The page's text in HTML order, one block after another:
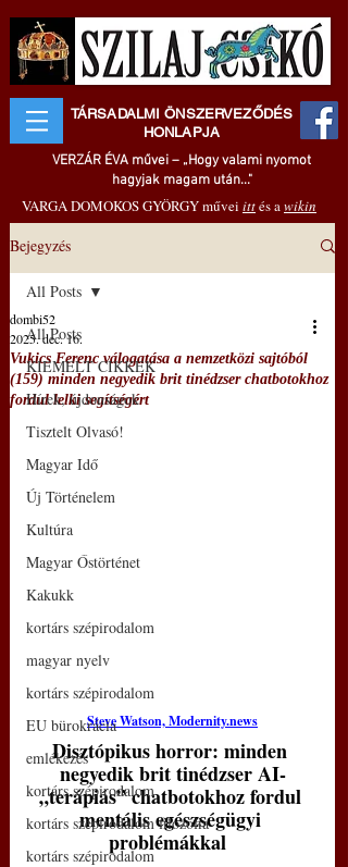
TÁRSADALMI ÖNSZERVEZŐDÉS
HONLAPJA
VERZÁR ÉVA művei – „Hogy valami nyomot
hagyjak magam után..."
VARGA DOMOKOS GYÖRGY művei ittés awikin
Bejegyzés
All Posts
KIEMELT CIKKEK
Hírek, újdonságok
Tisztelt Olvasó!
Magyar Idő
Új Történelem
Kultúra
Magyar Őstörténet
Kakukk
kortárs szépirodalom
magyar nyelv
kortárs szépirodalom
EU bürokrácia
emlékezés
kortárs szépirodalom
kortárs szépirodalom filozófia
kortárs szépirodalom
All Posts
Vukics Ferenc válogatása a nemzetközi sajtóból
(159) minden negyedik brit tinédzser chatbotokhoz
fordul lelki segítségért
dombi52
2025. dec. 16.
Steve Watson, Modernity.news
Disztópikus horror: minden
negyedik brit tinédzser AI-
„terápiás” chatbotokhoz fordul
mentális egészségügyi
problémákkal